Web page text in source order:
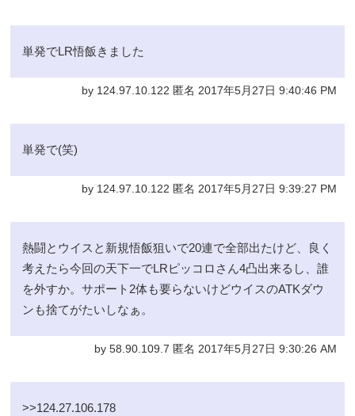
単発でLR悟飯きました
by 124.97.10.122 匿名 2017年5月27日 9:40:46 PM
単発で(笑)
by 124.97.10.122 匿名 2017年5月27日 9:39:27 PM
熱闘とウイスと新規悟飯狙いで20連で全部出たけど、良く
考えたら今回の天下一でLRピッコロさん4凸出来るし、誰
を外すか。サポート2体も要らないけどウイスのATKダウ
ンも捨てがたいしなぁ。
by 58.90.109.7 匿名 2017年5月27日 9:30:26 AM
>>124.27.106.178